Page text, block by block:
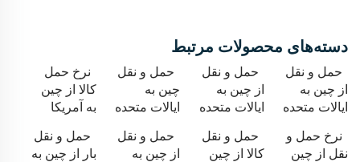
دسته‌های محصولات مرتبط
حمل و نقل
از چین به
ایالات متحده
حمل و نقل
از چین به
ایالات متحده
حمل و نقل
چین به
ایالات متحده
نرخ حمل
کالا از چین
به آمریکا
نرخ حمل و
نقل از چین
حمل و نقل
کالا از چین
حمل و نقل
از چین به
حمل و نقل
بار از چین به